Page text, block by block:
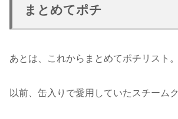
まとめてポチ
あとは、これからまとめてポチリスト。
以前、缶入りで愛用していたスチームク